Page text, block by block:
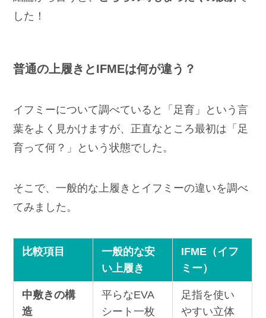
した！
普通の上履きとIFMEは何が違う？
イフミーについて調べていると「足育」という言
葉をよく見かけますが、正直なところ最初は「足
育って何？」という状態でした。
そこで、一般的な上履きとイフミーの違いを調べ
てみました。
比較項目
一般的な安
い上履き
IFME（イフ
ミー）
中敷きの構
造
平らなEVA
シート一枚
足指を使い
やすい立体